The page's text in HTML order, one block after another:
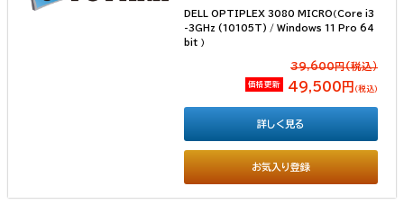
DELL OPTIPLEX 3080 MICRO（Core i3
-3GHz (10105T) / Windows 11 Pro 64
bit ）
39,600円(税込）
価格更新 49,500円 （税込）
お気入り登録
詳しく見る